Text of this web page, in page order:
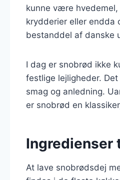
kunne være
krydderier eller endda
bestanddel af danske
I dag er snobrød ikke
festlige lejligheder.
smag og anledning.
er snobrød en
Ingredienser
At lave snobrødsdej